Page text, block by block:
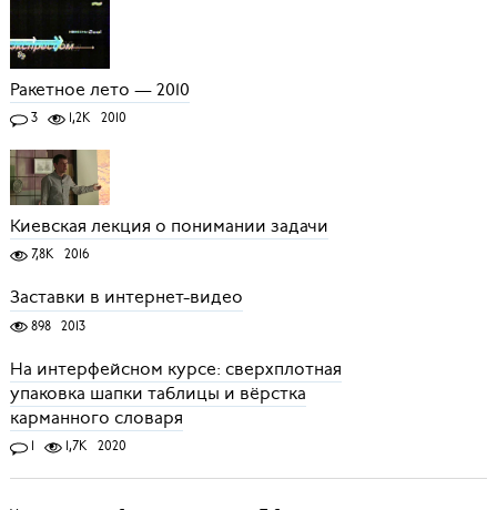
Ракетное лето — 2010
3 1,2K 2010
Киевская лекция о понимании задачи
7,8K 2016
Заставки в интернет-видео
898 2013
На интерфейсном курсе: сверхплотная
упаковка шапки таблицы и вёрстка
карманного словаря
1 1,7K 2020